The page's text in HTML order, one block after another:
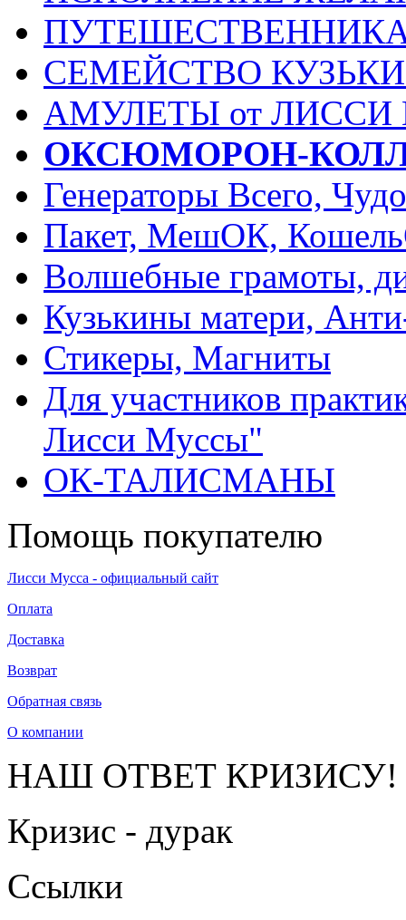
СЕМЕЙСТВО
АМУЛЕТЫ от
ОКСЮМОРОН-
Генераторы Всего,
Пакет, МешОК,
Волшебные грамоты,
Кузькины матери,
Стикеры, Магниты
Для участников
Лисси Муссы"
ОК-ТАЛИСМАНЫ
Помощь покупателю
Лисси Мусса - официальный сайт
Оплата
Доставка
Возврат
Обратная связь
О компании
НАШ ОТВЕТ КРИЗИСУ!
Кризис - дурак
Ссылки